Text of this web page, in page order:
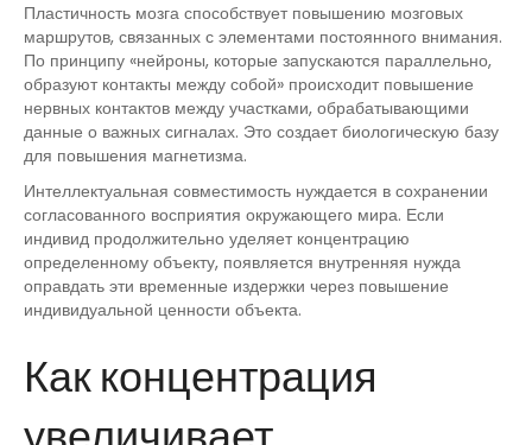
Пластичность мозга способствует повышению мозговых
маршрутов, связанных с элементами постоянного внимания.
По принципу «нейроны, которые запускаются параллельно,
образуют контакты между собой» происходит повышение
нервных контактов между участками, обрабатывающими
данные о важных сигналах. Это создает биологическую базу
для повышения магнетизма.
Интеллектуальная совместимость нуждается в сохранении
согласованного восприятия окружающего мира. Если
индивид продолжительно уделяет концентрацию
определенному объекту, появляется внутренняя нужда
оправдать эти временные издержки через повышение
индивидуальной ценности объекта.
Как концентрация
увеличивает